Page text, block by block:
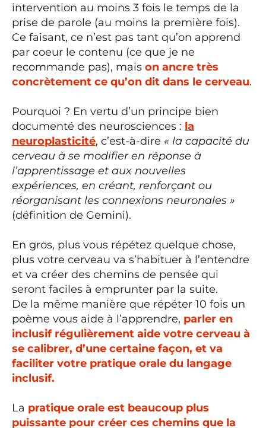
intervention au moins 3 fois le temps de la
prise de parole (au moins la première fois).
Ce faisant, ce n’est pas tant qu’on apprend
par coeur le contenu (ce que je ne
recommande pas), mais on ancre très
concrètement ce qu’on dit dans le cerveau.
Pourquoi ? En vertu d’un principe bien
documenté des neurosciences : la
neuroplasticité, c’est-à-dire « la capacité du
cerveau à se modifier en réponse à
l’apprentissage et aux nouvelles
expériences, en créant, renforçant ou
réorganisant les connexions neuronales »
(définition de Gemini).
En gros, plus vous répétez quelque chose,
plus votre cerveau va s’habituer à l’entendre
et va créer des chemins de pensée qui
seront faciles à emprunter par la suite.
De la même manière que répéter 10 fois un
poème vous aide à l’apprendre, parler en
inclusif régulièrement aide votre cerveau à
se calibrer, d’une certaine façon, et va
faciliter votre pratique orale du langage
inclusif.
La pratique orale est beaucoup plus
puissante pour créer ces chemins que la